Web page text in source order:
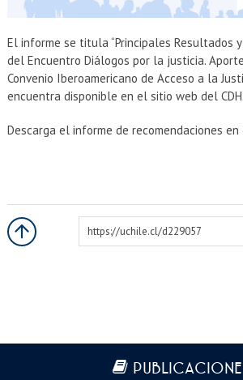
El informe se titula “Principales Resultados y
del Encuentro Diálogos por la justicia.
Convenio Iberoamericano de Acceso a la
encuentra disponible en el sitio web del CDH.
Descarga el informe de recomendaciones en
https://uchile.cl/d229057
Más información